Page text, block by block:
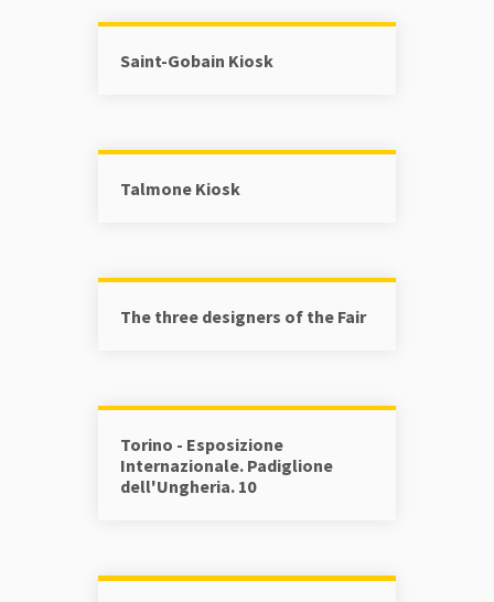
Saint-Gobain Kiosk
Talmone Kiosk
The three designers of the Fair
Torino - Esposizione
Internazionale. Padiglione
dell'Ungheria. 10